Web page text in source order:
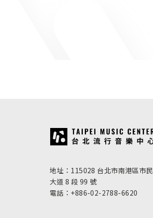
:::
地址：115028 台北市南港區市民
大道 8 段 99 號
電話：+886-02-2788-6620